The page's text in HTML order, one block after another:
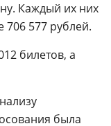
Каждый их них
706 577 рублей.
билетов, а
была